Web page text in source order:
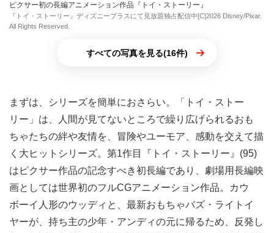
ピクサー初の長編アニメーション作品『トイ・ストーリー』
『トイ・ストーリー』ディズニープラスにて見放題独占配信中[C]2026 Disney/Pixar.
All Rights Reserved.
すべての写真を見る(16件)
まずは、シリーズを簡単におさらい。「トイ・ストー
リー」は、人間が見てないところで繰り広げられるおも
ちゃたちの絆や友情を、冒険やユーモア、感動を交えて描
く大ヒットシリーズ。第1作目『トイ・ストーリー』(95)
はピクサー作品の記念すべき初長編であり、劇場用長編映
画としては世界初のフルCGアニメーション作品。カウ
ボーイ人形のウッディと、最新おもちゃバズ・ライトイ
ヤーが、持ち主の少年・アンディの元に帰るため、反発し